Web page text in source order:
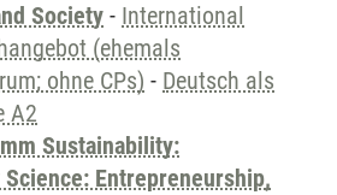
Society - International
(ehemals
ohne CPs) - Deutsch als
A2
Sustainability:
Entrepreneurship,